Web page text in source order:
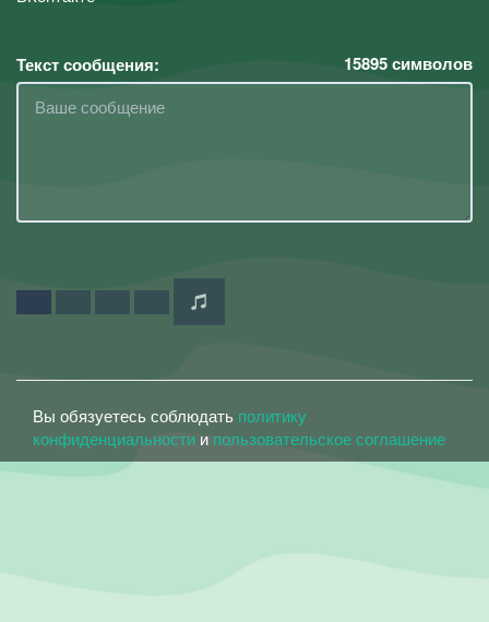
Текст сообщения: 15895символов
Вы обязуетесь соблюдать политику
конфиденциальности и пользовательское соглашение